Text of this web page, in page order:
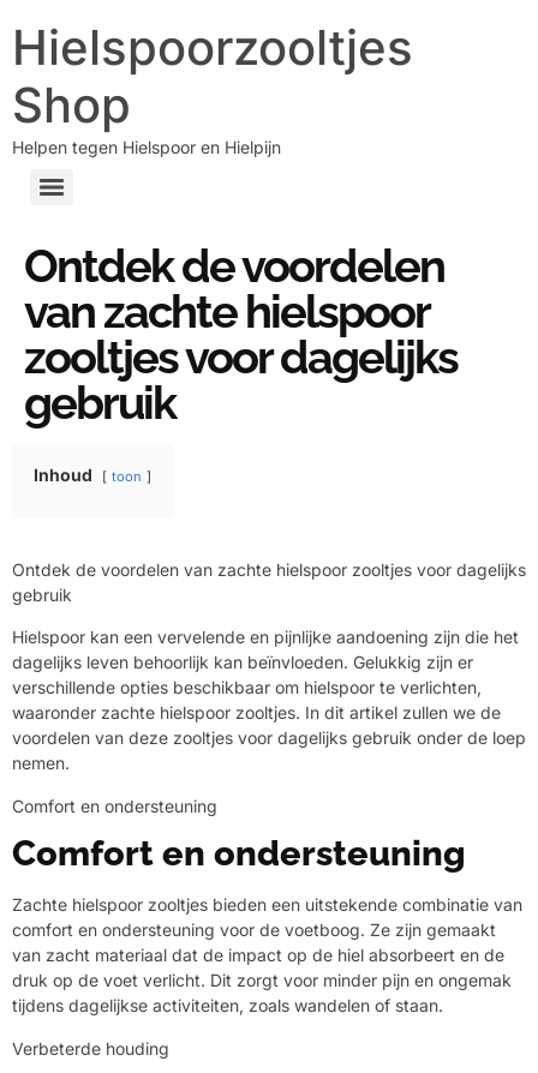
Hielspoorzooltjes
Shop
Helpen tegen Hielspoor en Hielpijn
Ontdek de voordelen
van zachte hielspoor
zooltjes voor dagelijks
gebruik
Inhoud toon
Ontdek de voordelen van zachte hielspoor zooltjes voor dagelijks
gebruik
Hielspoor kan een vervelende en pijnlijke aandoening zijn die het
dagelijks leven behoorlijk kan beïnvloeden. Gelukkig zijn er
verschillende opties beschikbaar om hielspoor te verlichten,
waaronder zachte hielspoor zooltjes. In dit artikel zullen we de
voordelen van deze zooltjes voor dagelijks gebruik onder de loep
nemen.
Comfort en ondersteuning
Comfort en ondersteuning
Zachte hielspoor zooltjes bieden een uitstekende combinatie van
comfort en ondersteuning voor de voetboog. Ze zijn gemaakt
van zacht materiaal dat de impact op de hiel absorbeert en de
druk op de voet verlicht. Dit zorgt voor minder pijn en ongemak
tijdens dagelijkse activiteiten, zoals wandelen of staan.
Verbeterde houding